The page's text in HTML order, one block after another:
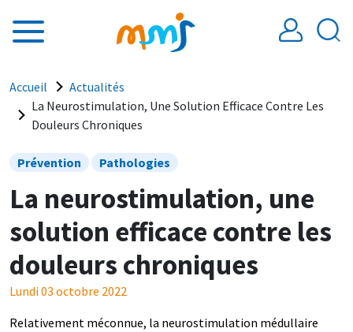
Fil d'Ariane
Accueil
Actualités
La Neurostimulation, Une Solution Efficace Contre Les
Douleurs Chroniques
Prévention Pathologies
La neurostimulation, une
solution efficace contre les
douleurs chroniques
Lundi 03 octobre 2022
Relativement méconnue, la neurostimulation médullaire